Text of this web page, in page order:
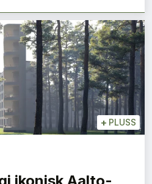
+ PLUSS